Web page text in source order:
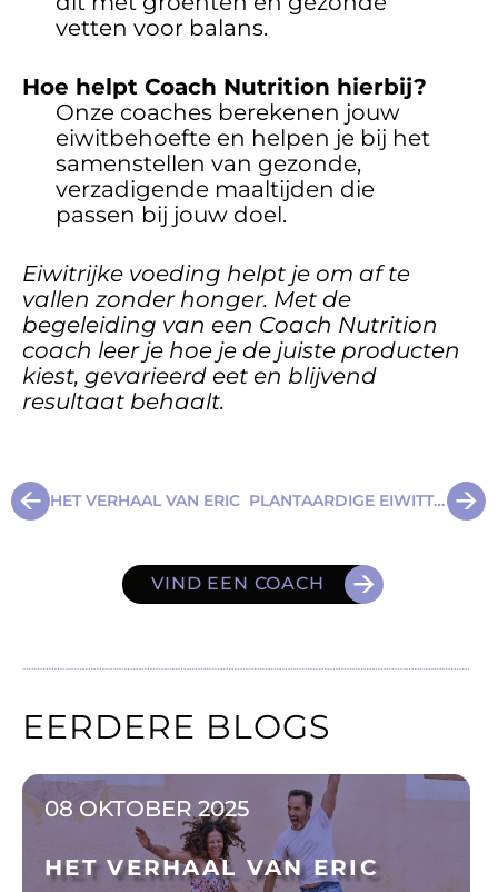
vetten voor balans.
Hoe helpt Coach Nutrition hierbij?
Onze coaches berekenen jouw
eiwitbehoefte en helpen je bij het
samenstellen van gezonde,
verzadigende maaltijden die
passen bij jouw doel.
Eiwitrijke voeding helpt je om af te
vallen zonder honger. Met de
begeleiding van een Coach Nutrition
coach leer je hoe je de juiste producten
kiest, gevarieerd eet en blijvend
resultaat behaalt.
HET VERHAAL VAN ERIC PLANTAARDIGE EIWITTEN: HOE KRIJG JE ALS VEGANIST GENOEG EIWIT BINNEN?
VIND EEN COACH
EERDERE BLOGS
08 OKTOBER 2025
HET VERHAAL VAN ERIC